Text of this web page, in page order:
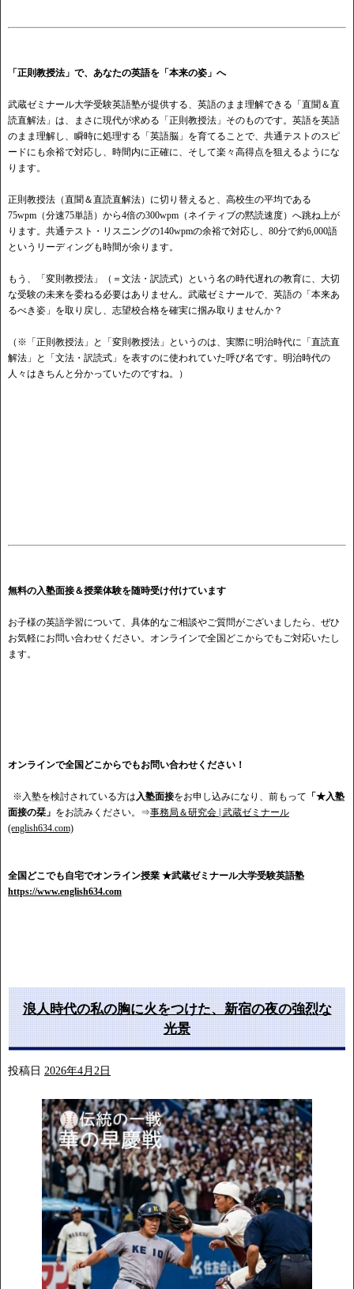
「正則教授法」で、あなたの英語を「本来の姿」へ
武蔵ゼミナール大学受験英語塾が提供する、英語のまま理解できる「直聞＆直
読直解法」は、まさに現代が求める「正則教授法」そのものです。英語を英語
のまま理解し、瞬時に処理する「英語脳」を育てることで、共通テストのスピ
ードにも余裕で対応し、時間内に正確に、そして楽々高得点を狙えるようにな
ります。
正則教授法（直聞＆直読直解法）に切り替えると、高校生の平均である
75wpm（分速75単語）から4倍の300wpm（ネイティブの黙読速度）へ跳ね上が
ります。共通テスト・リスニングの140wpmの余裕で対応し、80分で約6,000語
というリーディングも時間が余ります。
もう、「変則教授法」（＝文法・訳読式）という名の時代遅れの教育に、大切
な受験の未来を委ねる必要はありません。武蔵ゼミナールで、英語の「本来あ
るべき姿」を取り戻し、志望校合格を確実に掴み取りませんか？
（※「正則教授法」と「変則教授法」というのは、実際に明治時代に「直読直
解法」と「文法・訳読式」を表すのに使われていた呼び名です。明治時代の
人々はきちんと分かっていたのですね。）
無料の入塾面接＆授業体験を随時受け付けています
お子様の英語学習について、具体的なご相談やご質問がございましたら、ぜひ
お気軽にお問い合わせください。オンラインで全国どこからでもご対応いたし
ます。
オンラインで全国どこからでもお問い合わせください！
※入塾を検討されている方は 入塾面接をお申し込みになり、前もって 「★入塾
面接の栞」 をお読みください。⇒事務局＆研究会 | 武蔵ゼミナール
(english634.com)
全国どこでも自宅でオンライン授業 ★武蔵ゼミナール大学受験英語塾
https://www.english634.com
浪人時代の私の胸に火をつけた、新宿の夜の強烈な
光景
投稿日 2026年4月2日